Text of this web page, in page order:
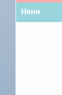
Няни